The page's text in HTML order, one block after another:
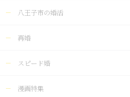
八王子市の婚活
再婚
スピード婚
漫画特集